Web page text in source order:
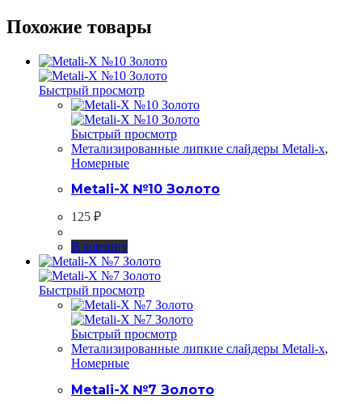
Похожие товары
Быстрый просмотр
Быстрый просмотр
Метализированные липкие слайдеры Metali-x,
Номерные
Metali-X №10 Золото
125 ₽
В корзину
Быстрый просмотр
Быстрый просмотр
Метализированные липкие слайдеры Metali-x,
Номерные
Metali-X №7 Золото